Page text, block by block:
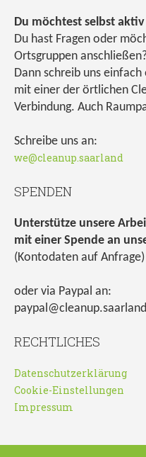
Du möchtest selbst
Du hast Fragen oder
Ortsgruppen
Dann schreib uns
mit einer der örtlichen
Verbindung. Auch
Schreibe uns an:
we@cleanup.saarland
SPENDEN
Unterstütze unsere
mit einer Spende an
(Kontodaten auf Anfrage)
oder via Paypal an:
paypal@cleanup.saarland
RECHTLICHES
Datenschutzerklärung
Cookie-Einstellungen
Impressum